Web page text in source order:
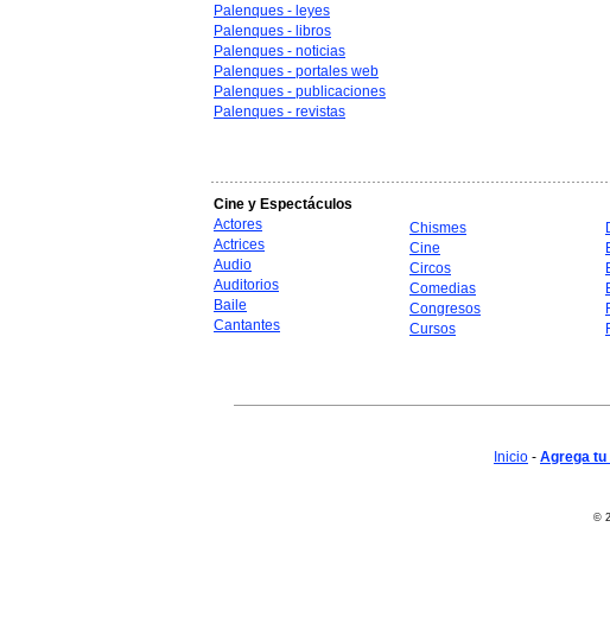
Palenques - leyes
Palenques - libros
Palenques - noticias
Palenques - portales web
Palenques - publicaciones
Palenques - revistas
Cine y Espectáculos
Actores
Actrices
Audio
Auditorios
Baile
Cantantes
Chismes
Cine
Circos
Comedias
Congresos
Cursos
Inicio - Agrega tu
©